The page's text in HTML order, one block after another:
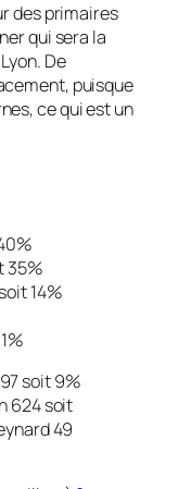
des primaires
qui sera la
De
puisque
ce qui est un
35%
14%
soit 9%
624 soit
49